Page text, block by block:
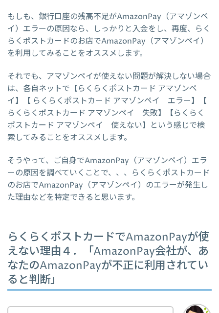
もしも、銀行口座の残高不足がAmazonPay（アマゾンペ
イ）エラーの原因なら、しっかりと入金をし、再度、らく
らくポストカードのお店でAmazonPay（アマゾンペイ）
を利用してみることをオススメします。
それでも、アマゾンペイが使えない問題が解決しない場合
は、各自ネットで【らくらくポストカード アマゾンペ
イ】【 らくらくポストカード アマゾンペイ エラー】【
らくらくポストカード アマゾンペイ 失敗】【らくらく
ポストカード アマゾンペイ 使えない】という感じで検
索してみることをオススメします。
そうやって、ご自身でAmazonPay（アマゾンペイ）エラ
ーの原因を調べていくことで、、、らくらくポストカード
のお店でAmazonPay（アマゾンペイ）のエラーが発生し
た理由などを特定できると思います。
らくらくポストカードでAmazonPayが使
えない理由４．「AmazonPay会社が、あ
なたのAmazonPayが不正に利用されてい
ると判断」